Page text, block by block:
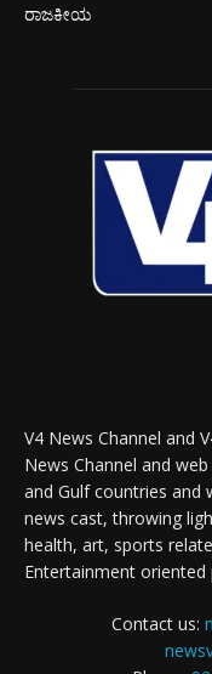
ರಾಜಕೀಯ
V4 News Channel and
News Channel and
and Gulf countries and
news cast, throwing
health, art, sports
Entertainment oriented
Contact us: